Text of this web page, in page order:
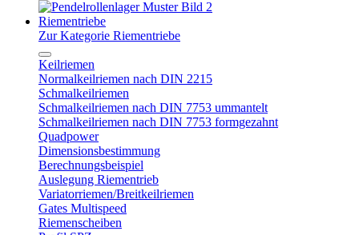
Riementriebe
Zur Kategorie Riementriebe
Keilriemen
Normalkeilriemen nach DIN 2215
Schmalkeilriemen
Schmalkeilriemen nach DIN 7753 ummantelt
Schmalkeilriemen nach DIN 7753 formgezahnt
Quadpower
Dimensionsbestimmung
Berechnungsbeispiel
Auslegung Riementrieb
Variatorriemen/Breitkeilriemen
Gates Multispeed
Riemenscheiben